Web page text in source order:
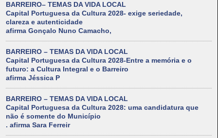
BARREIRO– TEMAS DA VIDA LOCAL
Capital Portuguesa da Cultura 2028- exige seriedade,
clareza e autenticidade
afirma Gonçalo Nuno Camacho,
BARREIRO – TEMAS DA VIDA LOCAL
Capital Portuguesa da Cultura 2028-Entre a memória e o
futuro: a Cultura Integral e o Barreiro
afirma Jéssica P
BARREIRO – TEMAS DA VIDA LOCAL
Capital Portuguesa da Cultura 2028: uma candidatura que
não é somente do Município
. afirma Sara Ferreir